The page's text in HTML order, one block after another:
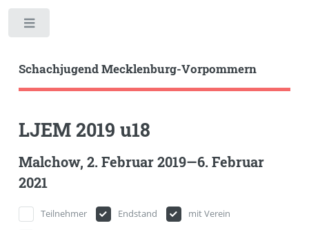
Schachjugend Mecklenburg-Vorpommern
LJEM 2019 u18
Malchow, 2. Februar 2019—6. Februar
2021
Teilnehmer Endstand
mit Verein